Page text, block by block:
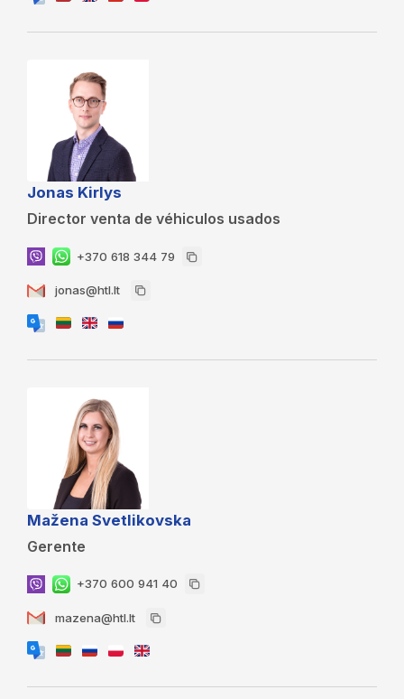
Jonas Kirlys
Director venta de véhiculos usados
+370 618 344 79
jonas@htl.lt
Mažena Svetlikovska
Gerente
+370 600 941 40
mazena@htl.lt